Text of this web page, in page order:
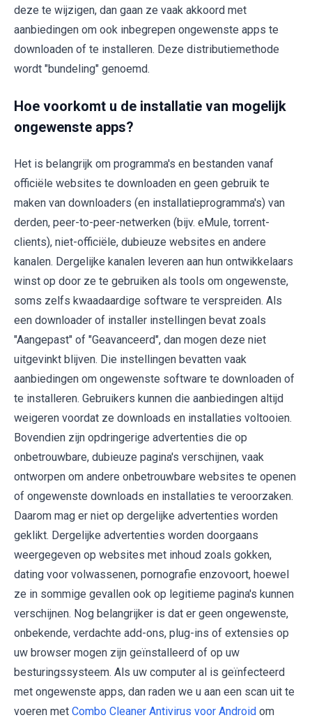
deze te wijzigen, dan gaan ze vaak akkoord met
aanbiedingen om ook inbegrepen ongewenste apps te
downloaden of te installeren. Deze distributiemethode
wordt "bundeling" genoemd.
Hoe voorkomt u de installatie van mogelijk
ongewenste apps?
Het is belangrijk om programma's en bestanden vanaf
officiële websites te downloaden en geen gebruik te
maken van downloaders (en installatieprogramma's) van
derden, peer-to-peer-netwerken (bijv. eMule, torrent-
clients), niet-officiële, dubieuze websites en andere
kanalen. Dergelijke kanalen leveren aan hun ontwikkelaars
winst op door ze te gebruiken als tools om ongewenste,
soms zelfs kwaadaardige software te verspreiden. Als
een downloader of installer instellingen bevat zoals
"Aangepast" of "Geavanceerd", dan mogen deze niet
uitgevinkt blijven. Die instellingen bevatten vaak
aanbiedingen om ongewenste software te downloaden of
te installeren. Gebruikers kunnen die aanbiedingen altijd
weigeren voordat ze downloads en installaties voltooien.
Bovendien zijn opdringerige advertenties die op
onbetrouwbare, dubieuze pagina's verschijnen, vaak
ontworpen om andere onbetrouwbare websites te openen
of ongewenste downloads en installaties te veroorzaken.
Daarom mag er niet op dergelijke advertenties worden
geklikt. Dergelijke advertenties worden doorgaans
weergegeven op websites met inhoud zoals gokken,
dating voor volwassenen, pornografie enzovoort, hoewel
ze in sommige gevallen ook op legitieme pagina's kunnen
verschijnen. Nog belangrijker is dat er geen ongewenste,
onbekende, verdachte add-ons, plug-ins of extensies op
uw browser mogen zijn geïnstalleerd of op uw
besturingssysteem. Als uw computer al is geïnfecteerd
met ongewenste apps, dan raden we u aan een scan uit te
voeren met Combo Cleaner Antivirus voor Android om